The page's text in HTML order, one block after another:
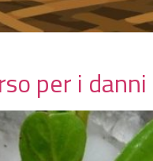
per i danni